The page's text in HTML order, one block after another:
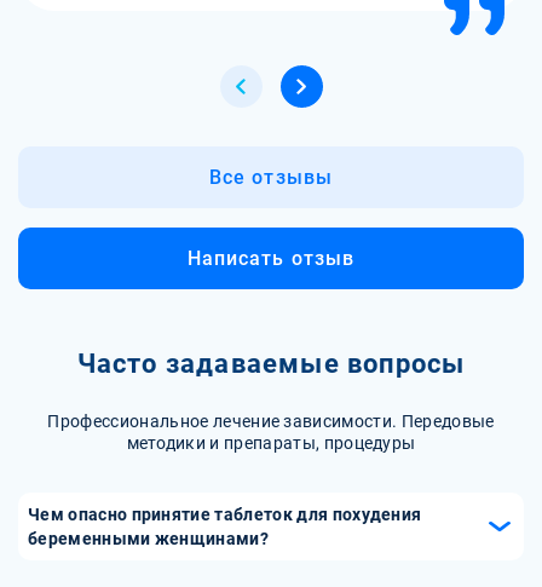
Все отзывы
Написать отзыв
Часто задаваемые вопросы
Профессиональное лечение зависимости. Передовые
методики и препараты, процедуры
Чем опасно принятие таблеток для похудения
беременными женщинами?